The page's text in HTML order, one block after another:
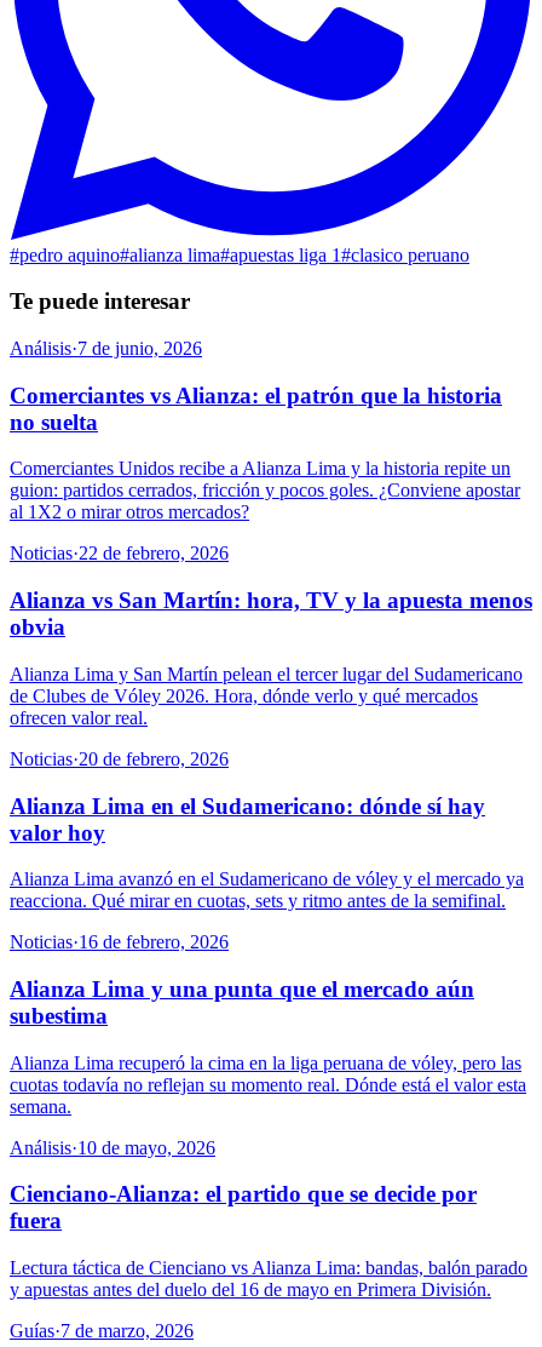
#pedro aquino#alianza lima#apuestas liga 1#clasico peruano
Te puede interesar
Análisis·7 de junio, 2026
Comerciantes vs Alianza: el patrón que la historia
no suelta
Comerciantes Unidos recibe a Alianza Lima y la historia repite un
guion: partidos cerrados, fricción y pocos goles. ¿Conviene apostar
al 1X2 o mirar otros mercados?
Noticias·22 de febrero, 2026
Alianza vs San Martín: hora, TV y la apuesta menos
obvia
Alianza Lima y San Martín pelean el tercer lugar del Sudamericano
de Clubes de Vóley 2026. Hora, dónde verlo y qué mercados
ofrecen valor real.
Noticias·20 de febrero, 2026
Alianza Lima en el Sudamericano: dónde sí hay
valor hoy
Alianza Lima avanzó en el Sudamericano de vóley y el mercado ya
reacciona. Qué mirar en cuotas, sets y ritmo antes de la semifinal.
Noticias·16 de febrero, 2026
Alianza Lima y una punta que el mercado aún
subestima
Alianza Lima recuperó la cima en la liga peruana de vóley, pero las
cuotas todavía no reflejan su momento real. Dónde está el valor esta
semana.
Análisis·10 de mayo, 2026
Cienciano-Alianza: el partido que se decide por
fuera
Lectura táctica de Cienciano vs Alianza Lima: bandas, balón parado
y apuestas antes del duelo del 16 de mayo en Primera División.
Guías·7 de marzo, 2026